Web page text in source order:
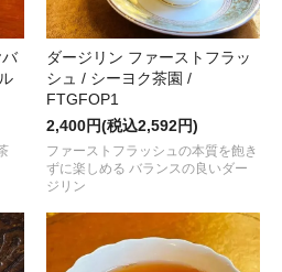
“ダージリン オータムフラッシュ /
えた
“アッサム セカンドフラッシュ /
ダージリン ファーストフラッ
シュ / シーヨク茶園 /
FTGFOP1
2,400円(税込2,592円)
ファーストフラッシュの本質を飽き
ずに楽しめる バランスの良いダー
ジリン